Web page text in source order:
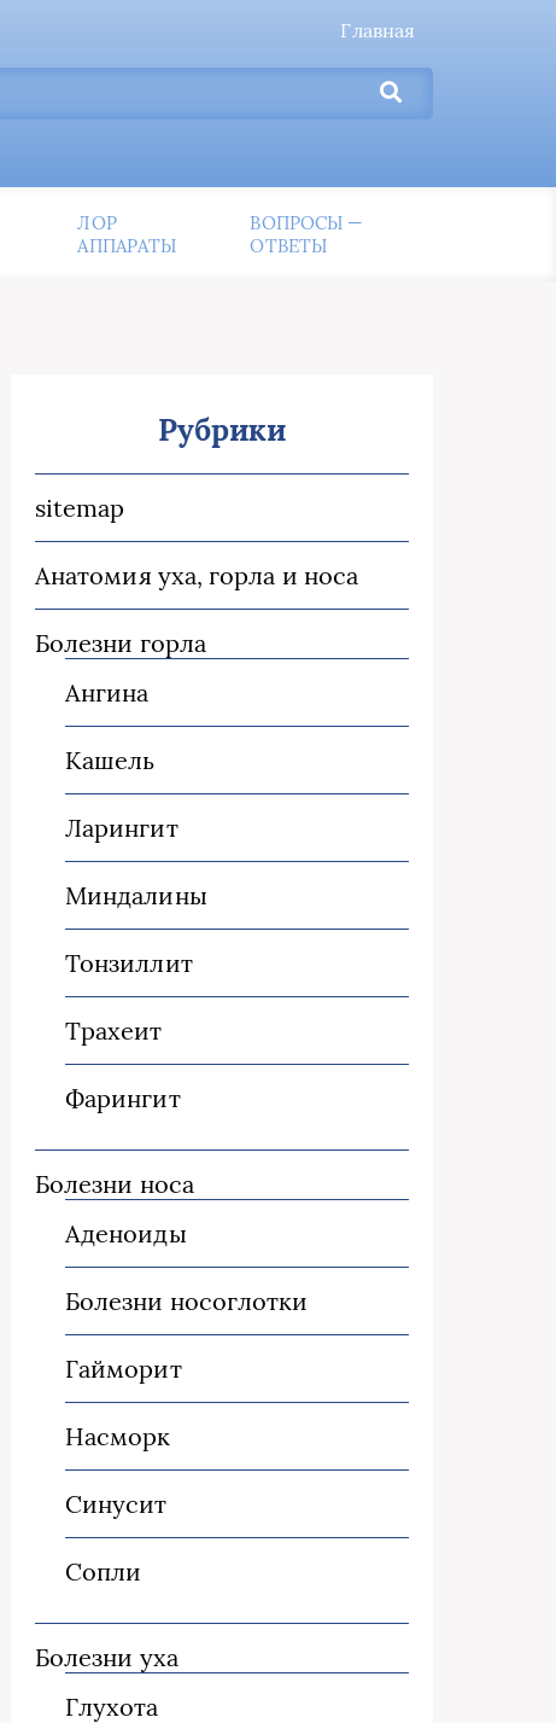
Главная
ЛОР
АППАРАТЫ
ВОПРОСЫ —
ОТВЕТЫ
Рубрики
sitemap
Анатомия уха, горла и носа
Болезни горла
Ангина
Кашель
Ларингит
Миндалины
Тонзиллит
Трахеит
Фарингит
Болезни носа
Аденоиды
Болезни носоглотки
Гайморит
Насморк
Синусит
Сопли
Болезни уха
Глухота